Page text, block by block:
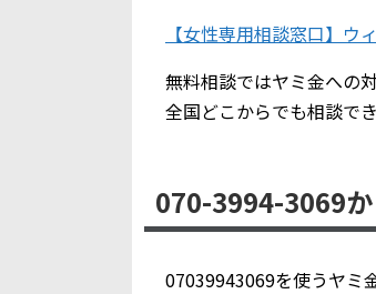
【女性専用相談窓口】ウ
無料相談ではヤミ金への
全国どこからでも相談でき
070-3994-3069
07039943069を使うヤミ